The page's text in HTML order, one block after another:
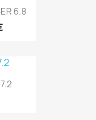
6.8